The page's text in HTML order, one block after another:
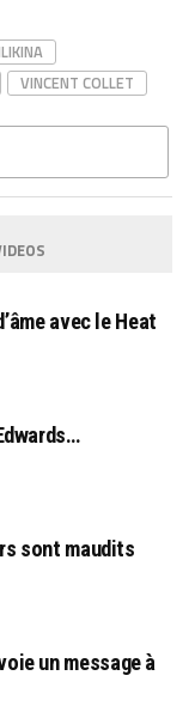
VINCENT COLLET
avec le Heat
sont maudits
un message à